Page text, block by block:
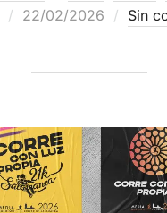
22/02/2026 Sin